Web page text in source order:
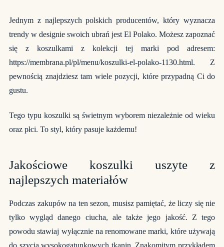
Jednym z najlepszych polskich producentów, który wyznacza
trendy w designie swoich ubrań jest El Polako. Możesz zapoznać
się z koszulkami z kolekcji tej marki pod adresem:
https://membrana.pl/pl/menu/koszulki-el-polako-1130.html. Z
pewnością znajdziesz tam wiele pozycji, które przypadną Ci do
gustu.
Tego typu koszulki są świetnym wyborem niezależnie od wieku
oraz płci. To styl, który pasuje każdemu!
Jakościowe koszulki uszyte z
najlepszych materiałów
Podczas zakupów na ten sezon, musisz pamiętać, że liczy się nie
tylko wygląd danego ciucha, ale także jego jakość. Z tego
powodu stawiaj wyłącznie na renomowane marki, które używają
do szycia wysokogatunkowych tkanin. Znakomitym przykładem